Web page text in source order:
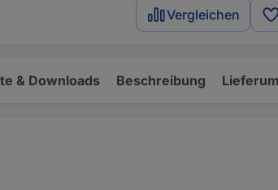
Vergleichen
& Downloads Beschreibung